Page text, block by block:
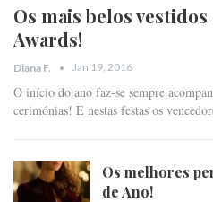
Os mais belos
Awards!
Diana F. Jan 19, 2016
O início do ano faz-se sempre
cerimónias! E nestas festas os
Os melhores
de Ano!